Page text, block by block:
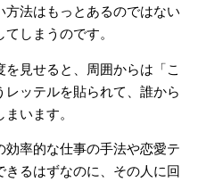
法はもっとあるのではない
しまうのです。
見せると、周囲からは「こ
ッテルを貼られて、誰から
います。
率的な仕事の手法や恋愛テ
るはずなのに、その人に回